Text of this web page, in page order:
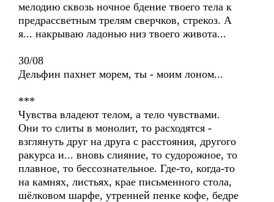
мелодию сквозь ночное бдение твоего тела к
предрассветным трелям сверчков, стрекоз. А
я... накрываю ладонью низ твоего живота...
30/08
Дельфин пахнет морем, ты - моим лоном...
***
Чувства владеют телом, а тело чувствами.
Они то слиты в монолит, то расходятся -
взглянуть друг на друга с расстояния, другого
ракурса и... вновь слияние, то судорожное, то
плавное, то бессознательное. Где-то, когда-то
на камнях, листьях, крае письменного стола,
шёлковом шарфе, утренней пенке кофе, бедре